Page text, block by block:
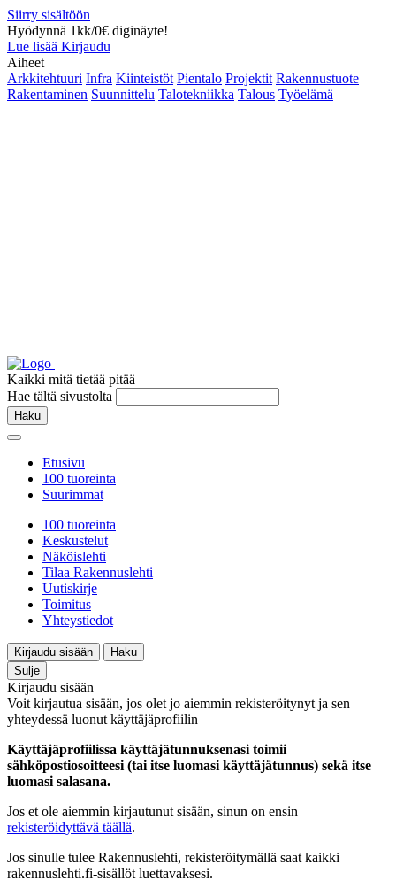
Siirry sisältöön
Hyödynnä 1kk/0€ diginäyte!
Lue lisää Kirjaudu
Aiheet
Arkkitehtuuri Infra Kiinteistöt Pientalo Projektit Rakennustuote
Rakentaminen Suunnittelu Talotekniikka Talous Työelämä
Kaikki mitä tietää pitää
Hae tältä sivustolta
Haku
Etusivu
100 tuoreinta
Suurimmat
100 tuoreinta
Keskustelut
Näköislehti
Tilaa Rakennuslehti
Uutiskirje
Toimitus
Yhteystiedot
Kirjaudu sisään
Haku
Sulje
Kirjaudu sisään
Voit kirjautua sisään, jos olet jo aiemmin rekisteröitynyt ja sen
yhteydessä luonut käyttäjäprofiilin
Käyttäjäprofiilissa käyttäjätunnuksenasi toimii
sähköpostiosoitteesi (tai itse luomasi käyttäjätunnus) sekä itse
luomasi salasana.
Jos et ole aiemmin kirjautunut sisään, sinun on ensin
rekisteröidyttävä täällä.
Jos sinulle tulee Rakennuslehti, rekisteröitymällä saat kaikki
rakennuslehti.fi-sisällöt luettavaksesi.